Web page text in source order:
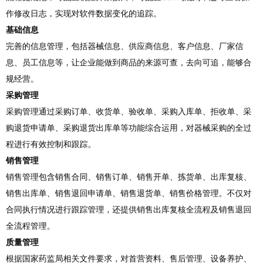
作修改日志，实现对软件数据变化的追踪。
基础信息
完善的信息管理，包括器械信息、供应商信息、客户信息、厂家信
息、员工信息等，让企业能做到商品的来源可查，去向可追，能够合
规经营。
采购管理
采购管理通过采购订单、收货单、验收单、采购入库单、拒收单、采
购退货申请单、采购退货出库单等功能综合运用，对器械采购的全过
程进行有效控制和跟踪。
销售管理
销售管理包含销售合同、销售订单、销售开单、拣货单、出库复核、
销售出库单、销售退回申请单、销售退货单、销售价格管理。不仅对
合同执行情况进行跟踪管理，还提供销售出库复核全流程及销售退回
全流程管理。
质量管理
根据国家药监局相关文件要求，对首营资料、售后管理、设备养护、